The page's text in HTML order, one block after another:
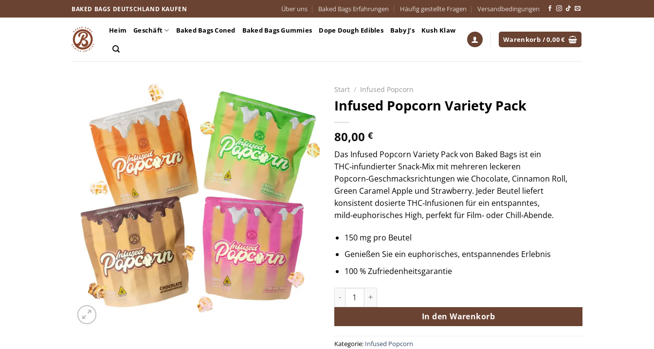
Inhalt
BAKED BAGS DEUTSCHLAND KAUFEN Über uns Baked Bags Erfahrungen Häufig gestellte Fragen Versandbedingungen
Heim Geschäft Baked Bags Coned Baked Bags Gummies Dope Dough Edibles Baby J’s
Kush Klaw
Warenkorb /0,00€
Start / Infused Popcorn
Infused Popcorn Variety Pack
80,00 €
Das Infused Popcorn Variety Pack von Baked Bags ist ein
THC‑infundierter Snack‑Mix mit mehreren leckeren
Popcorn‑Geschmacksrichtungen wie Chocolate, Cinnamon Roll,
Green Caramel Apple und Strawberry. Jeder Beutel liefert
konsistent dosierte THC‑Infusionen für ein entspanntes,
mild‑euphorisches High, perfekt für Film‑ oder Chill‑Abende.
150 mg pro Beutel
Genießen Sie ein euphorisches, entspannendes Erlebnis
100 % Zufriedenheitsgarantie
Infused Popcorn Variety Pack Menge
In den Warenkorb
Kategorie: Infused Popcorn